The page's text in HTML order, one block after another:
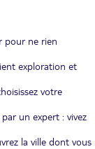
pour ne rien
exploration et
votre
un expert : vivez
la ville dont vous